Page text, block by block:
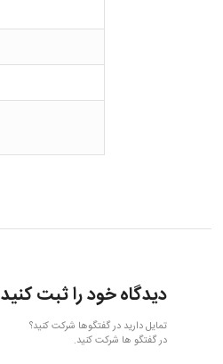
دیدگاه خود را ثبت کنید
تمایل دارید در گفتگوها شرکت کنید؟
در گفتگو ها شرکت کنید.